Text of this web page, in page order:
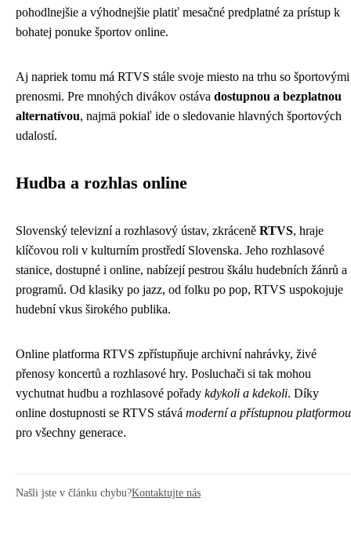
pohodlnejšie a výhodnejšie platiť mesačné predplatné za prístup k
bohatej ponuke športov online.
Aj napriek tomu má RTVS stále svoje miesto na trhu so športovými
prenosmi. Pre mnohých divákov ostáva dostupnou a bezplatnou
alternatívou, najmä pokiaľ ide o sledovanie hlavných športových
udalostí.
Hudba a rozhlas online
Slovenský televizní a rozhlasový ústav, zkráceně RTVS, hraje
klíčovou roli v kulturním prostředí Slovenska. Jeho rozhlasové
stanice, dostupné i online, nabízejí pestrou škálu hudebních žánrů a
programů. Od klasiky po jazz, od folku po pop, RTVS uspokojuje
hudební vkus širokého publika.
Online platforma RTVS zpřístupňuje archivní nahrávky, živé
přenosy koncertů a rozhlasové hry. Posluchači si tak mohou
vychutnat hudbu a rozhlasové pořady kdykoli a kdekoli. Díky
online dostupnosti se RTVS stává moderní a přístupnou platformou
pro všechny generace.
Našli jste v článku chybu?Kontaktujte nás